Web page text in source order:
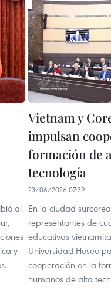
al
y
Vietnam y
impulsan
formación de
tecnología
23/06/2026 07:39
En la ciudad
representantes de
educativas
Universidad Hoseo
cooperación en la
humanos de alta